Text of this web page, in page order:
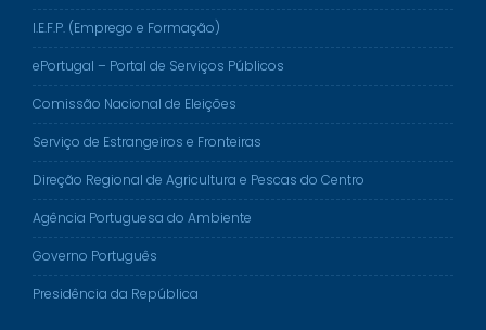
I.E.F.P. (Emprego e Formação)
ePortugal – Portal de Serviços Públicos
Comissão Nacional de Eleições
Serviço de Estrangeiros e Fronteiras
Direção Regional de Agricultura e Pescas do Centro
Agência Portuguesa do Ambiente
Governo Português
Presidência da República